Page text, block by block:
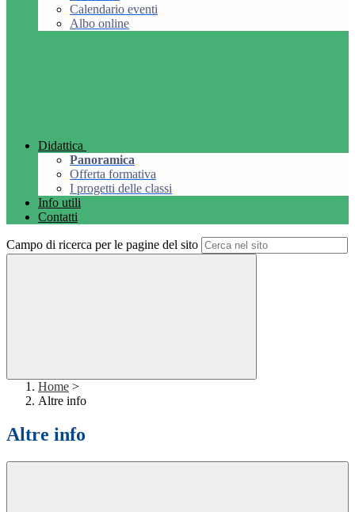
Calendario eventi
Albo online
Didattica
Panoramica
Offerta formativa
I progetti delle classi
Info utili
Contatti
Campo di ricerca per le pagine del sito
Home >
Altre info
Altre info